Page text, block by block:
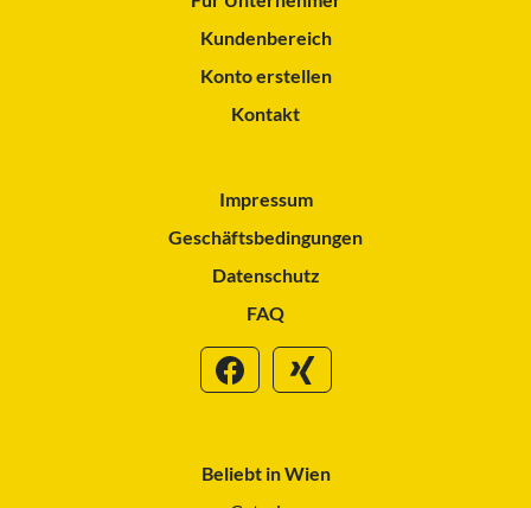
Kundenbereich
Konto erstellen
Kontakt
Impressum
Geschäftsbedingungen
Datenschutz
FAQ
Beliebt in Wien